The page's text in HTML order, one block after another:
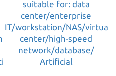
slot suitable for
enterprise
IT/workstation/
center/virtual